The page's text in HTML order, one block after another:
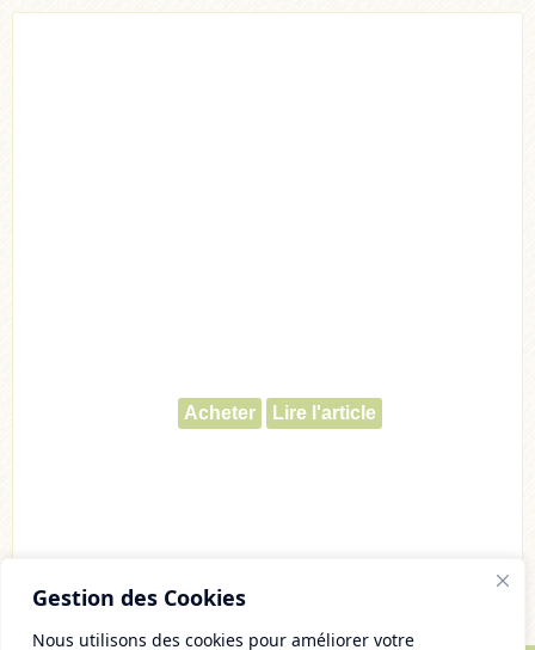
Gestion des Cookies
Nous utilisons des cookies pour améliorer votre
Acheter Lire l'article